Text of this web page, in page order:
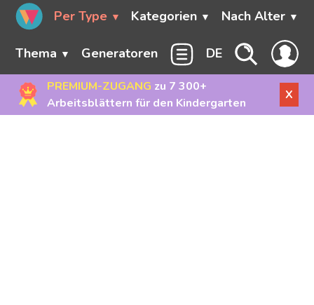
Per Type Kategorien Nach Alter
Thema Generatoren DE
PREMIUM-ZUGANG zu 7 300+
Arbeitsblättern für den Kindergarten
X